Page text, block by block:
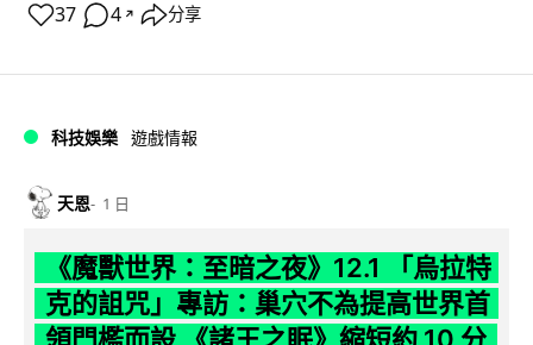
37 4 ↗ 分享
科技娛樂 遊戲情報
天恩 1 日
《魔獸世界：至暗之夜》12.1 「烏拉特
克的詛咒」專訪：巢穴不為提高世界首